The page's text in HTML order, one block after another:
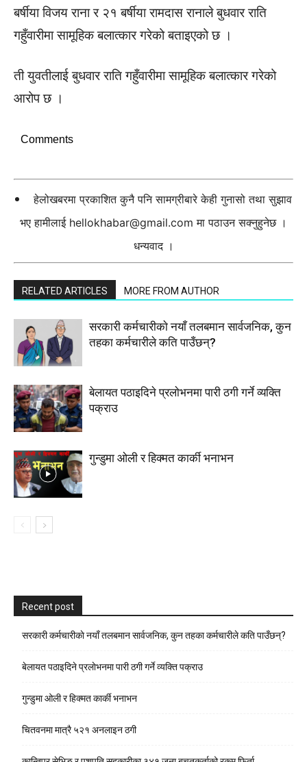
बर्षीया विजय राना र २१ बर्षीया रामदास रानाले बुधवार राति
गहुँवारीमा सामूहिक बलात्कार गरेको बताइएको छ ।
ती युवतीलाई बुधवार राति गहुँवारीमा सामूहिक बलात्कार गरेको
आरोप छ ।
Comments
हेलोखबरमा प्रकाशित कुनै पनि सामग्रीबारे केही गुनासो तथा सुझाव
भए हामीलाई hellokhabar@gmail.com मा पठाउन सक्नुहुनेछ ।
धन्यवाद ।
RELATED ARTICLES MORE FROM AUTHOR
सरकारी कर्मचारीकाे नयाँ तलबमान सार्वजनिक, कुन
तहका कर्मचारीले कति पाउँछन्?
बेलायत पठाइदिने प्रलाेभनमा पारी ठगी गर्ने व्यक्ति
पक्राउ
गुन्डुमा ओली र हिक्मत कार्की भनाभन
Recent post
सरकारी कर्मचारीकाे नयाँ तलबमान सार्वजनिक, कुन तहका कर्मचारीले कति पाउँछन्?
बेलायत पठाइदिने प्रलाेभनमा पारी ठगी गर्ने व्यक्ति पक्राउ
गुन्डुमा ओली र हिक्मत कार्की भनाभन
चितवनमा मात्रै ५२१ अनलाइन ठगी